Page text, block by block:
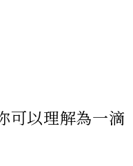
以理解為一滴